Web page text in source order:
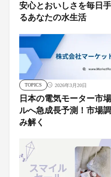
安心とおいしさを毎日
るあなたの水生活
TOPICS 2026年3月20日
日本の電気モーター市
ルへ急成長予測！市場
み解く